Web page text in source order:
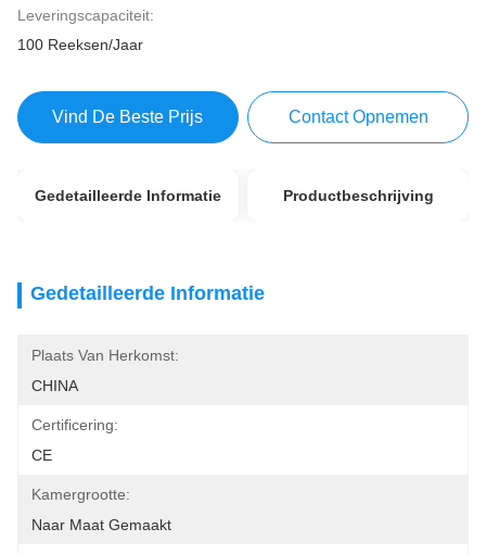
Leveringscapaciteit:
100 Reeksen/Jaar
Vind De Beste Prijs Contact Opnemen
Gedetailleerde Informatie Productbeschrijving
Gedetailleerde Informatie
Plaats Van Herkomst:
CHINA
Certificering:
CE
Kamergrootte:
Naar Maat Gemaakt